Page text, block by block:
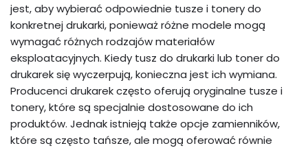
jest, aby wybierać odpowiednie tusze i tonery do
konkretnej drukarki, ponieważ różne modele mogą
wymagać różnych rodzajów materiałów
eksploatacyjnych. Kiedy tusz do drukarki lub toner do
drukarek się wyczerpują, konieczna jest ich wymiana.
Producenci drukarek często oferują oryginalne tusze i
tonery, które są specjalnie dostosowane do ich
produktów. Jednak istnieją także opcje zamienników,
które są często tańsze, ale mogą oferować równie